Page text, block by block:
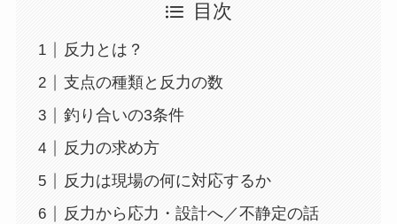
目次
反力とは？
支点の種類と反力の数
釣り合いの3条件
反力の求め方
反力は現場の何に対応するか
反力から応力・設計へ／不静定の話